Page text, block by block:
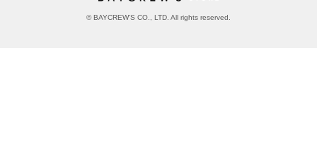
© BAYCREW’S CO., LTD. All rights reserved.